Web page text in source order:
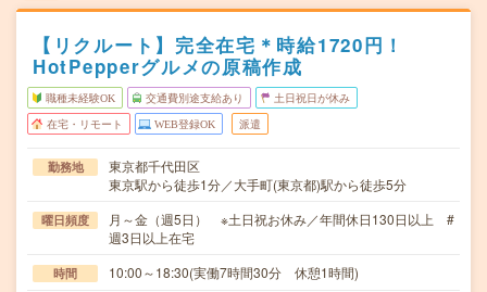
【リクルート】完全在宅＊時給1720円！
HotPepperグルメの原稿作成
職種未経験OK 交通費別途支給あり 土日祝日が休み
在宅・リモート WEB登録OK 派遣
勤務地
東京都千代田区
東京駅から徒歩1分／大手町(東京都)駅から徒歩5分
曜日頻度
月～金（週5日） ※土日祝お休み／年間休日130日以上 #
週3日以上在宅
時間 10:00～18:30(実働7時間30分 休憩1時間)